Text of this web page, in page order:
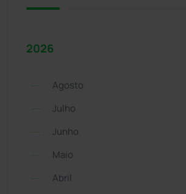
2026
Agosto
Julho
Junho
Maio
Abril